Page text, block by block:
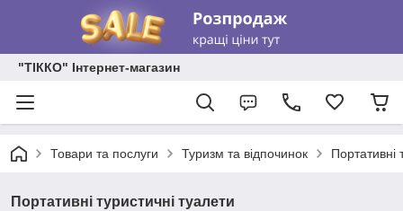
"ТІККО" Інтернет-магазин
Товари та послуги Туризм та відпочинок Портативні
Портативні туристичні туалети